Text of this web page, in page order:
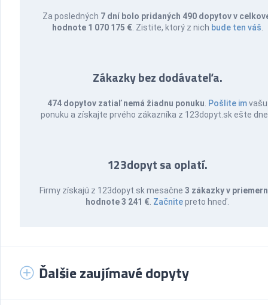
Za posledných 7 dní bolo pridaných 490 dopytov v
hodnote 1 070 175 € . Zistite, ktorý z nich bude ten váš
Zákazky bez dodávateľa.
474 dopytov zatiaľ nemá žiadnu ponuku Pošlite imvašu
ponuku a získajte prvého zákazníka z 123dopyt.sk ešte
123dopyt sa oplatí.
Firmy získajú z 123dopyt.sk mesačne3 zákazky v
hodnote 3 241 € Začnitepreto hneď.
Ďalšie zaujímavé dopyty